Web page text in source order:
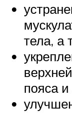
тела, а
пояса